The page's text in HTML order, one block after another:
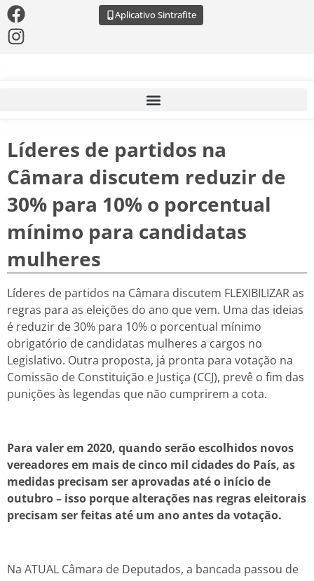
Aplicativo Sintrafite
Líderes de partidos na
Câmara discutem reduzir de
30% para 10% o porcentual
mínimo para candidatas
mulheres
Líderes de partidos na Câmara discutem FLEXIBILIZAR as
regras para as eleições do ano que vem. Uma das ideias
é reduzir de 30% para 10% o porcentual mínimo
obrigatório de candidatas mulheres a cargos no
Legislativo. Outra proposta, já pronta para votação na
Comissão de Constituição e Justiça (CCJ), prevê o fim das
punições às legendas que não cumprirem a cota.
Para valer em 2020, quando serão escolhidos novos
vereadores em mais de cinco mil cidades do País, as
medidas precisam ser aprovadas até o início de
outubro – isso porque alterações nas regras eleitorais
precisam ser feitas até um ano antes da votação.
Na ATUAL Câmara de Deputados, a bancada passou de